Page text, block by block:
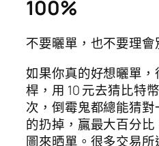
100%
不要曬單，也不要理會
如果你真的好想曬單，
桿，用 10 元去猜比特
次，倒霉鬼都總能猜
的扔掉，贏最大百分
圖來晒單。很多交易